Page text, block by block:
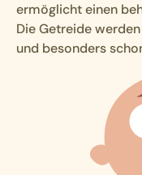
ermöglicht einen
Die Getreide
und besonders